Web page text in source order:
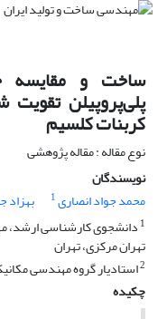
ساخت و مقایسه
پلی‌پروپیلن تقویت
کربنات کلسیم
نوع مقاله : مقاله پژوهشی
نویسندگان
محمد جواد انصاری1 بهزاد
1 دانشجوی کارشناسی ارشد،
تهران مرکزی، تهران
2استادیار گروه مهندسی
چکیده